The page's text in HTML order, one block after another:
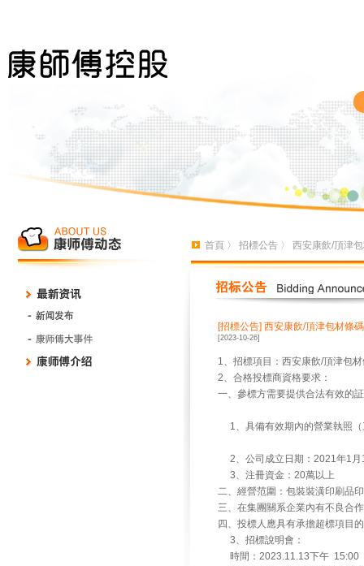
首頁 〉 招標公告 〉 西安康飲/頂津
[招標公告] 西安康飲/頂津包材條
[2023-10-26]
1、招標項目：西安康飲/頂津包
2、合格投標商資格要求：
一、參標方需
1、具備有效期內的營業執照
2、公司成立日期：2021年1月
3、注冊資金：20萬以上
二、經營范圍：包裝裝潢印刷品
三、在集團關系企業內有不良合
四、投標人應具有承擔超標項目
3、招標說明會：
時間：2023.11.13下午 15:00